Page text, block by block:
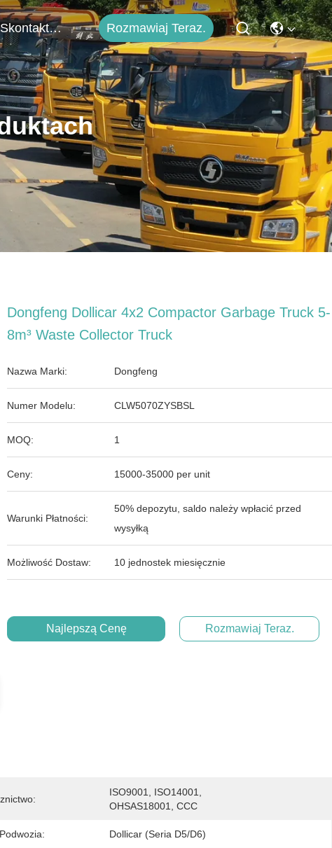
Skontaktuj Się Z Nami Rozmawiaj Teraz.
Dongfeng Dollicar 4x2 Compactor Garbage Truck 5-
8m³ Waste Collector Truck
Nazwa Marki: Dongfeng
Numer Modelu: CLW5070ZYSBSL
MOQ: 1
Ceny: 15000-35000 per unit
Warunki Płatności:
50% depozytu, saldo należy wpłacić przed
wysyłką
Możliwość Dostaw: 10 jednostek miesięcznie
Najlepszą Cenę Rozmawiaj Teraz.
ISO9001, ISO14001,
OHSAS18001, CCC
Dollicar (seria D5/D6)